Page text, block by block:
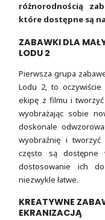
różnorodnością
które dostępne są
ZABAWKI DLA
LODU 2
Pierwsza grupa
Lodu 2, to
ekipę z filmu i
wyobrażając sobie
doskonale
wyobraźnię i tworzyć
często są dostępne
dostosowanie ich
niezwykle łatwe.
KREATYWNE
EKRANIZACJĄ